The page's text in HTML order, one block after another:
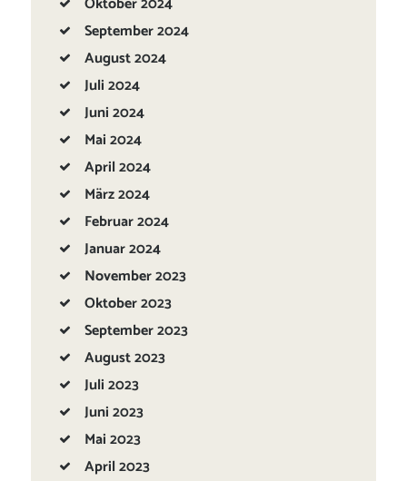
September2024
August2024
Juli2024
Juni2024
Mai2024
April2024
März2024
Februar2024
Januar2024
November2023
Oktober2023
September2023
August2023
Juli2023
Juni2023
Mai2023
April2023